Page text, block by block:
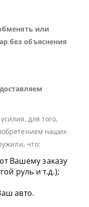
или
без объяснения
для того,
наших
что:
Вашему заказу
руль и т.д.);
авто.